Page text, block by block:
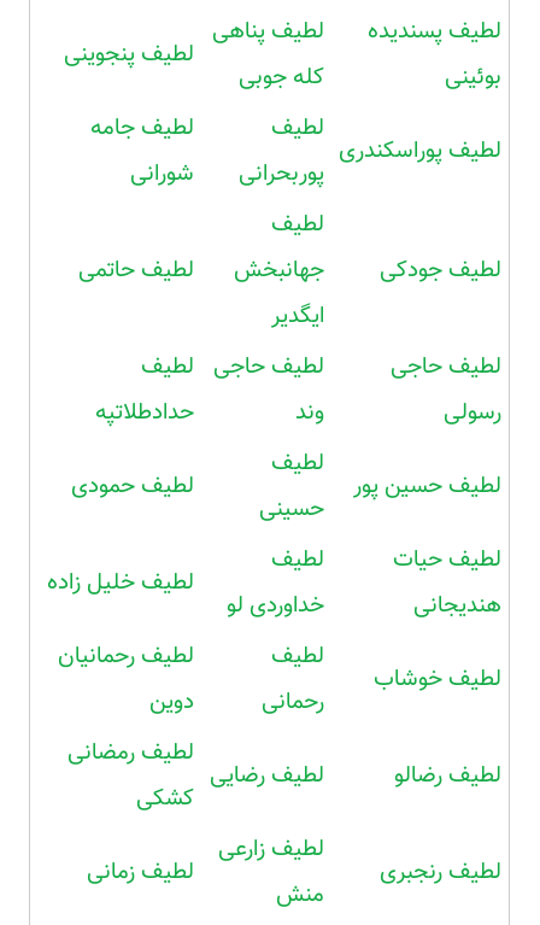
لطیف پسندیده
بوئینی
لطیف پناهی
کله جوبی
لطیف پنجوینی
لطیف پوراسکندری
لطیف
پوربحرانی
لطیف جامه
شورانی
لطیف جودکی
لطیف
جهانبخش
ایگدیر
لطیف حاتمی
لطیف حاجی
رسولی
لطیف حاجی
وند
لطیف
حدادطلاتپه
لطیف حسین پور
لطیف
حسینی
لطیف حمودی
لطیف حیات
هندیجانی
لطیف
خداوردی لو
لطیف خلیل زاده
لطیف خوشاب
لطیف
رحمانی
لطیف رحمانیان
دوین
لطیف رضالو لطیف رضایی
لطیف رمضانی
کشکی
لطیف رنجبری
لطیف زارعی
منش
لطیف زمانی